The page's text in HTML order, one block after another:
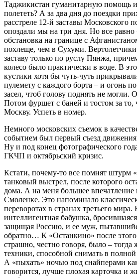
Таджикистан гуманитарную помощь и
полететь? А за два дня до поездки
расстреле 12-й заставы Московского
опоздали мы на три дня. Но все
обстановка на границе с
похлеще, чем в Сухуми. Вертолетчики
заставу только по руслу Пянжа,
колесо было практически в воде. В
кустики хотя бы чуть-чуть
пулемету с каждого борта – и огонь
засел, чтоб голову поднять не могли.
Потом фуршет с баней и тостом за
Москву. Успеть в номер.
Немного московских съемок в
событием был первый съезд
Ну и под конец фотографического
ГКЧП и октябрьский кризис.
Кстати, почему-то все помнят штурм
танковый выстрел, после которого
дома. А на меня большее впечатление
Смоленке. Это напоминало
переворотах в странах третьего
интеллигентная бабушка,
защищая Россию, и ее муж,
обратно… К «Останкино» после
страшно, честно говоря, было –
техники, способной снимать в
А «пыхать» ночью под снайперами
говорится, лучше плохая карточка и